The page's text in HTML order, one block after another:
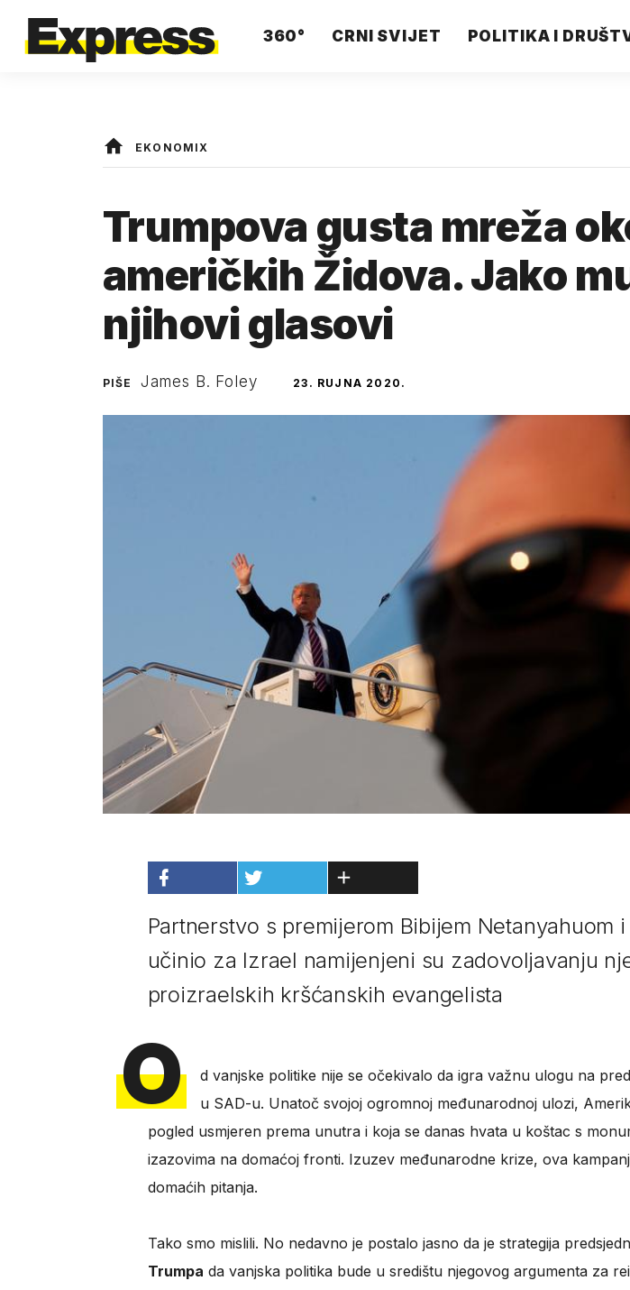
360° CRNI SVIJET POLITIKA I
EKONOMIX
Trumpova gusta mreža
američkih Židova. Jako
njihovi glasovi
PIŠE James B. Foley 23. RUJNA 2020.
Partnerstvo s premijerom Bibijem Netanyahuom
učinio za Izrael namijenjeni su zadovoljavanju
proizraelskih kršćanskih evangelista
O
d vanjske politike nije se očekivalo da igra važnu ulogu na
u SAD-u. Unatoč svojoj ogromnoj međunarodnoj ulozi,
pogled usmjeren prema unutra i koja se danas hvata u koštac s
izazovima na domaćoj fronti. Izuzev međunarodne krize, ova
domaćih pitanja.
Tako smo mislili. No nedavno je postalo jasno da je strategija
Trumpa da vanjska politika bude u središtu njegovog argumenta za